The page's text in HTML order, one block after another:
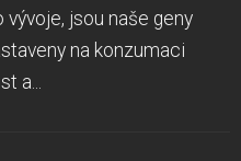
vývoje, jsou naše geny
na konzumaci
a...